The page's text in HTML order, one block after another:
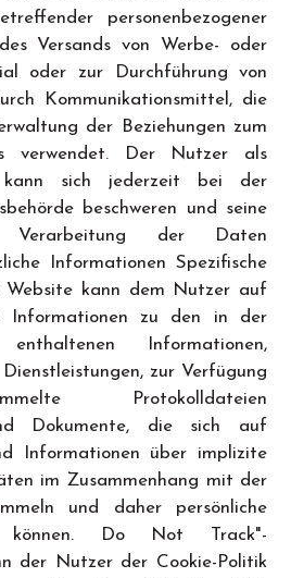
personenbezogener
Versands von Werbe- oder
oder zur Durchführung von
Kommunikationsmittel, die
der Beziehungen zum
verwendet. Der Nutzer als
kann sich jederzeit bei der
beschweren und seine
Verarbeitung der Daten
Informationen Spezifische
Website kann dem Nutzer auf
Informationen zu den in der
enthaltenen Informationen,
zur Verfügung
Protokolldateien
Dokumente, die sich auf
Informationen über implizite
im Zusammenhang mit der
und daher persönliche
können. Do Not Track"-
der Nutzer der Cookie-Politik